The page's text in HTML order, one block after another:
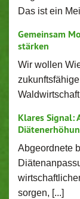
Das ist ein
Gemeinsam
stärken
Wir wollen
Klares Signal:
Abgeordnete
sorgen, [...]